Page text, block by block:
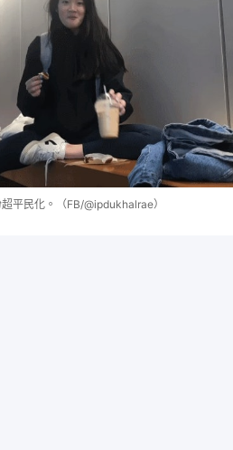
平民化。（FB/@ipdukhalrae）